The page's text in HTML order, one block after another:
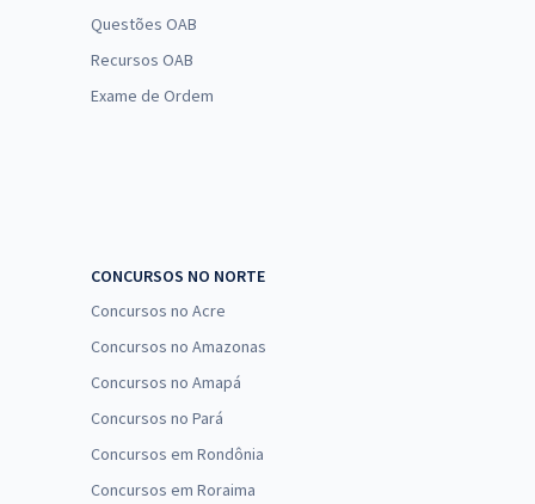
Questões OAB
Recursos OAB
Exame de Ordem
CONCURSOS NO NORTE
Concursos no Acre
Concursos no Amazonas
Concursos no Amapá
Concursos no Pará
Concursos em Rondônia
Concursos em Roraima